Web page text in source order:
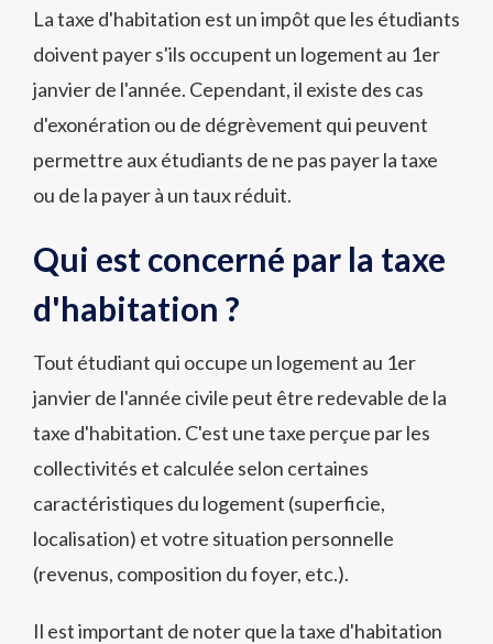
La taxe d'habitation est un impôt que les étudiants
doivent payer s'ils occupent un logement au 1er
janvier de l'année. Cependant, il existe des cas
d'exonération ou de dégrèvement qui peuvent
permettre aux étudiants de ne pas payer la taxe
ou de la payer à un taux réduit.
Qui est concerné par la taxe
d'habitation ?
Tout étudiant qui occupe un logement au 1er
janvier de l'année civile peut être redevable de la
taxe d'habitation. C'est une taxe perçue par les
collectivités et calculée selon certaines
caractéristiques du logement (superficie,
localisation) et votre situation personnelle
(revenus, composition du foyer, etc.).
Il est important de noter que la taxe d'habitation